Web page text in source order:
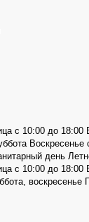
с 10:00 до 18:00
Воскресенье
день
с 10:00 до 18:00
воскресенье